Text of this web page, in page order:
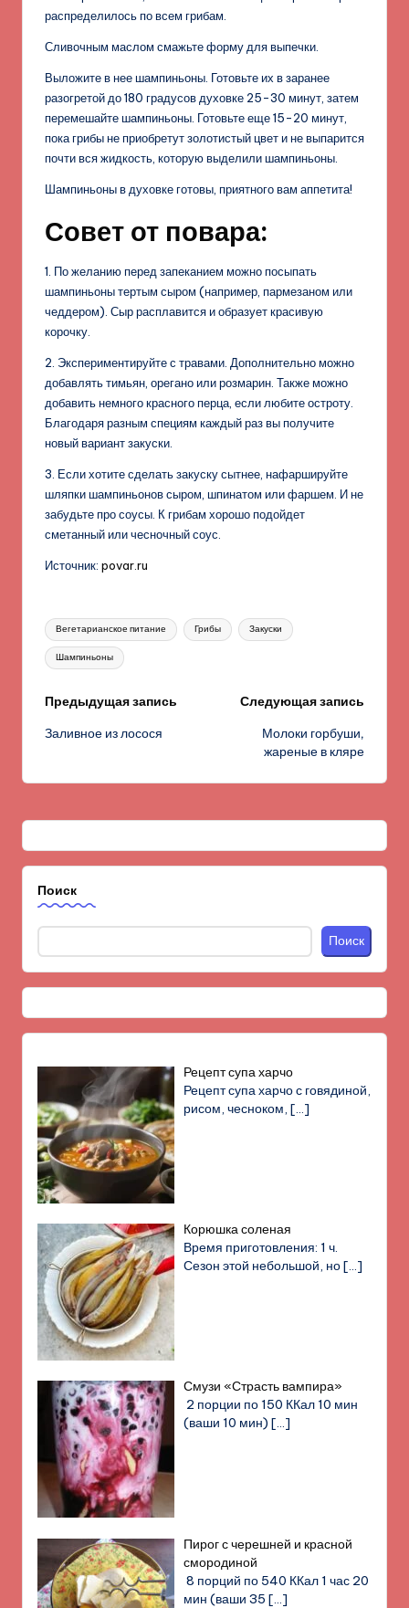
распределилось по всем грибам.
Сливочным маслом смажьте форму для выпечки.
Выложите в нее шампиньоны. Готовьте их в заранее
разогретой до 180 градусов духовке 25-30 минут, затем
перемешайте шампиньоны. Готовьте еще 15-20 минут,
пока грибы не приобретут золотистый цвет и не выпарится
почти вся жидкость, которую выделили шампиньоны.
Шампиньоны в духовке готовы, приятного вам аппетита!
Совет от повара:
1. По желанию перед запеканием можно посыпать
шампиньоны тертым сыром (например, пармезаном или
чеддером). Сыр расплавится и образует красивую
корочку.
2. Экспериментируйте с травами. Дополнительно можно
добавлять тимьян, орегано или розмарин. Также можно
добавить немного красного перца, если любите остроту.
Благодаря разным специям каждый раз вы получите
новый вариант закуски.
3. Если хотите сделать закуску сытнее, нафаршируйте
шляпки шампиньонов сыром, шпинатом или фаршем. И не
забудьте про соусы. К грибам хорошо подойдет
сметанный или чесночный соус.
Источник: povar.ru
Метки:
Вегетарианское питание Грибы Закуски
Шампиньоны
Навигация
записи
Предыдущая запись
Заливное из лосося
Следующая запись
Молоки горбуши,
жареные в кляре
Поиск
Поиск
Рецепт супа харчо
Рецепт супа харчо с говядиной,
рисом, чесноком,[…]
Корюшка соленая
Время приготовления: 1 ч.
Сезон этой небольшой, но[…]
Смузи «Страсть вампира»
2 порции по 150 ККал 10 мин
(ваши 10 мин)[…]
Пирог с черешней и красной
смородиной
8 порций по 540 ККал 1 час 20
мин (ваши 35[…]